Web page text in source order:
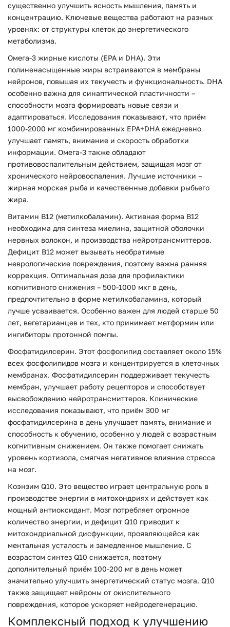
существенно улучшить ясность мышления, память и
концентрацию. Ключевые вещества работают на разных
уровнях: от структуры клеток до энергетического
метаболизма.
Омега-3 жирные кислоты (EPA и DHA). Эти
полиненасыщенные жиры встраиваются в мембраны
нейронов, повышая их текучесть и функциональность. DHA
особенно важна для синаптической пластичности –
способности мозга формировать новые связи и
адаптироваться. Исследования показывают, что приём
1000-2000 мг комбинированных EPA+DHA ежедневно
улучшает память, внимание и скорость обработки
информации. Омега-3 также обладают
противовоспалительным действием, защищая мозг от
хронического нейровоспаления. Лучшие источники –
жирная морская рыба и качественные добавки рыбьего
жира.
Витамин B12 (метилкобаламин). Активная форма B12
необходима для синтеза миелина, защитной оболочки
нервных волокон, и производства нейротрансмиттеров.
Дефицит B12 может вызывать необратимые
неврологические повреждения, поэтому важна ранняя
коррекция. Оптимальная доза для профилактики
когнитивного снижения – 500-1000 мкг в день,
предпочтительно в форме метилкобаламина, который
лучше усваивается. Особенно важен для людей старше 50
лет, вегетарианцев и тех, кто принимает метформин или
ингибиторы протонной помпы.
Фосфатидилсерин. Этот фосфолипид составляет около 15%
всех фосфолипидов мозга и концентрируется в клеточных
мембранах. Фосфатидилсерин поддерживает текучесть
мембран, улучшает работу рецепторов и способствует
высвобождению нейротрансмиттеров. Клинические
исследования показывают, что приём 300 мг
фосфатидилсерина в день улучшает память, внимание и
способность к обучению, особенно у людей с возрастным
когнитивным снижением. Он также помогает снижать
уровень кортизола, смягчая негативное влияние стресса
на мозг.
Коэнзим Q10. Это вещество играет центральную роль в
производстве энергии в митохондриях и действует как
мощный антиоксидант. Мозг потребляет огромное
количество энергии, и дефицит Q10 приводит к
митохондриальной дисфункции, проявляющейся как
ментальная усталость и замедленное мышление. С
возрастом синтез Q10 снижается, поэтому
дополнительный приём 100-200 мг в день может
значительно улучшить энергетический статус мозга. Q10
также защищает нейроны от окислительного
повреждения, которое ускоряет нейродегенерацию.
Комплексный подход к улучшению